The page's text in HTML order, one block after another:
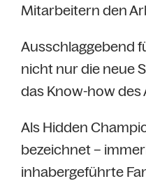
Mitarbeitern den
Ausschlaggebend
nicht nur die neue
das Know-how des
Als Hidden
bezeichnet –
inhabergeführte